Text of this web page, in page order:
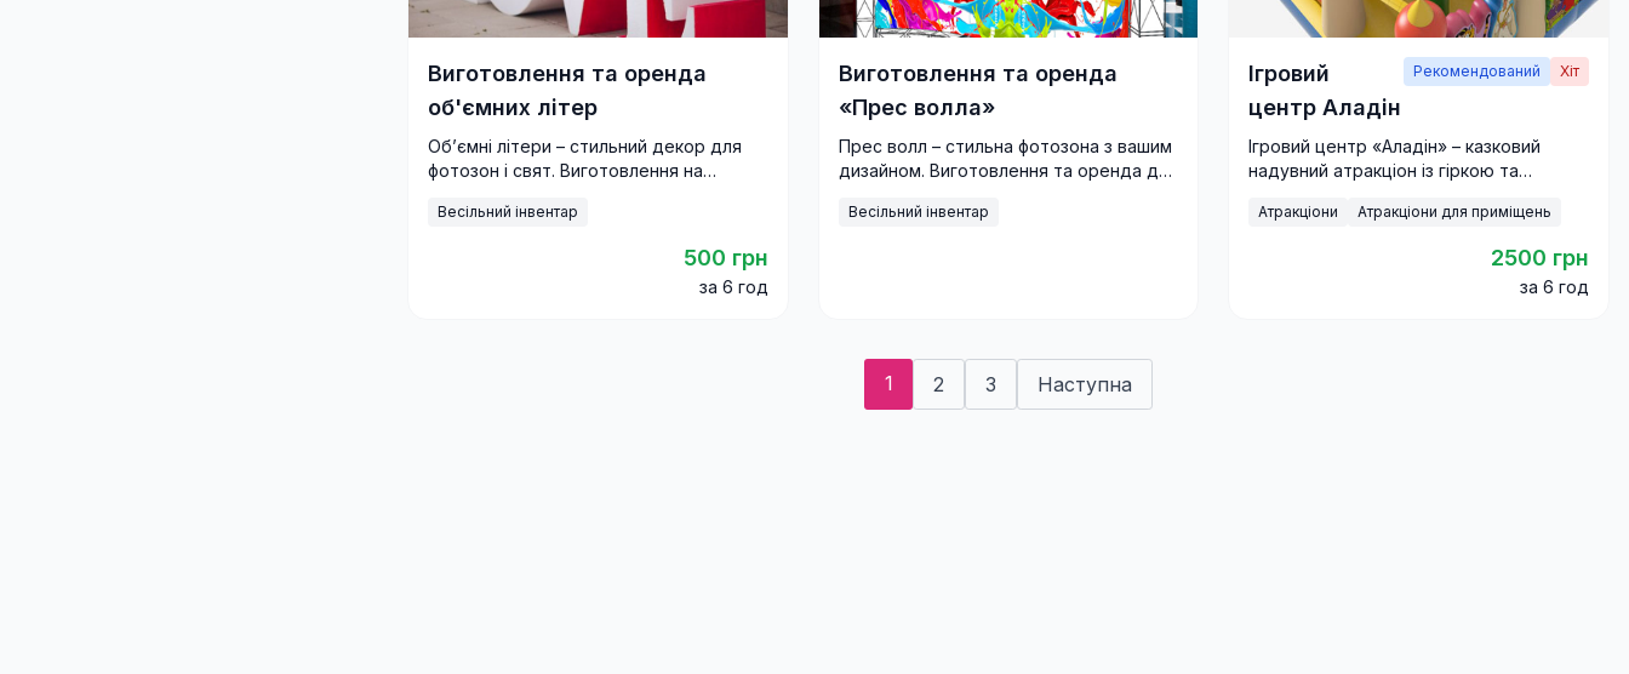
Виготовлення та оренда
об'ємних літер
Об’ємні літери – стильний декор для
фотозон і свят. Виготовлення на
Україні.
Весільний інвентар
500 грн
за 6 год
Виготовлення та оренда
«Прес волла»
Прес волл – стильна фотозона з вашим
дизайном. Виготовлення та оренда для
доставкою по Україні.
Весільний інвентар
Ігровий
центр Аладін
Рекомендований Хіт
Ігровий центр «Аладін» – казковий
надувний атракціон із гіркою та
драйву й веселощів.
Атракціони Атракціони для приміщень
2500 грн
за 6 год
1 2 3 Наступна